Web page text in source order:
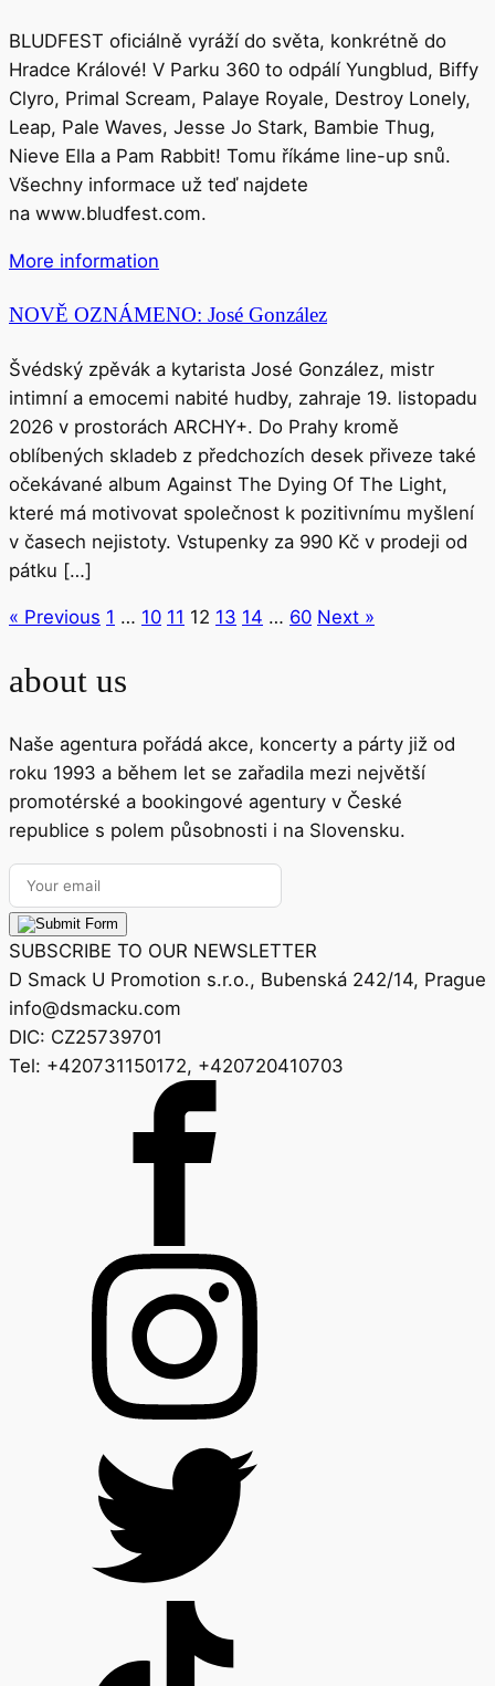
BLUDFEST oficiálně vyráží do světa, konkrétně do
Hradce Králové! V Parku 360 to odpálí Yungblud, Biffy
Clyro, Primal Scream, Palaye Royale, Destroy Lonely,
Leap, Pale Waves, Jesse Jo Stark, Bambie Thug,
Nieve Ella a Pam Rabbit! Tomu říkáme line-up snů.
Všechny informace už teď najdete
na www.bludfest.com.
More information
NOVĚ OZNÁMENO: José González
Švédský zpěvák a kytarista José González, mistr
intimní a emocemi nabité hudby, zahraje 19. listopadu
2026 v prostorách ARCHY+. Do Prahy kromě
oblíbených skladeb z předchozích desek přiveze také
očekávané album Against The Dying Of The Light,
které má motivovat společnost k pozitivnímu myšlení
v časech nejistoty. Vstupenky za 990 Kč v prodeji od
pátku […]
« Previous 1 … 10 11 12 13 14 … 60 Next »
about us
Naše agentura pořádá akce, koncerty a párty již od
roku 1993 a během let se zařadila mezi největší
promotérské a bookingové agentury v České
republice s polem působnosti i na Slovensku.
SUBSCRIBE TO OUR NEWSLETTER
D Smack U Promotion s.r.o., Bubenská 242/14, Prague
info@dsmacku.com
DIC: CZ25739701
Tel: +420731150172, +420720410703